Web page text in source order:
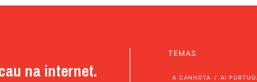
na internet.
TEMAS
A CANHOTA AI